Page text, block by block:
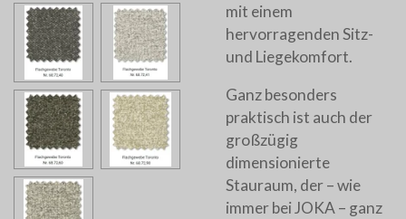
mit einem
hervorragenden Sitz-
und Liegekomfort.
Ganz besonders
praktisch ist auch der
großzügig
dimensionierte
Stauraum, der – wie
immer bei JOKA – ganz